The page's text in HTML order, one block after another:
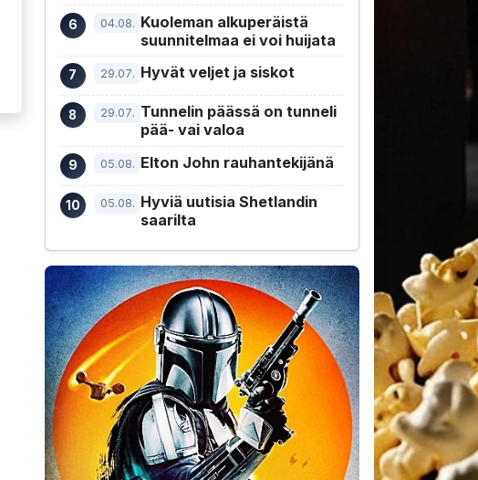
04.08. Kuoleman alkuperäistä
suunnitelmaa ei voi huijata
29.07. Hyvät veljet ja siskot
29.07. Tunnelin päässä on tunneli
pää- vai valoa
05.08. Elton John rauhantekijänä
05.08. Hyviä uutisia Shetlandin
saarilta